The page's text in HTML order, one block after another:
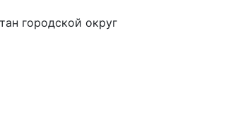
городской округ